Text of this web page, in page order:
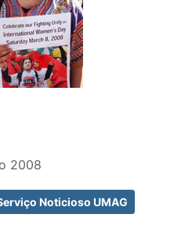
2008
Noticioso UMAG